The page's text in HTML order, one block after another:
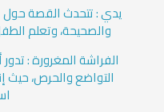
يدي : تتحدث القصة حول
والصحيحة، وتعلم
الفراشة المغرورة :
التواضع والحرص، حيث